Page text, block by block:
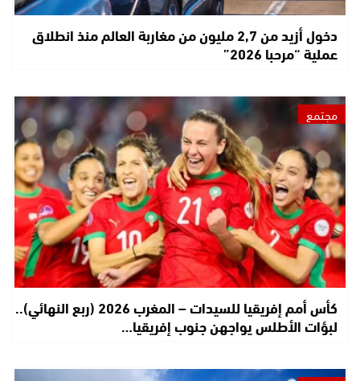
دخول أزيد من 2,7 مليون من مغاربة العالم منذ انطلاق
عملية “مرحبا 2026”
مجتمع
كأس أمم إفريقيا للسيدات – المغرب 2026 (ربع النهائي)..
لبؤات الأطلس يواجهن جنوب إفريقيا…